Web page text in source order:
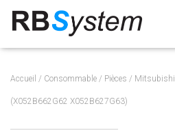
Accueil / Consommable / Pièces / Mitsubishi
(X052B662G62 X052B627G63)